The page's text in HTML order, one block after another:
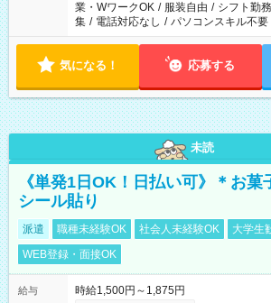
業・WワークOK / 服装自由 / シフト勤務
集 / 電話対応なし / パソコンスキル不要
気になる！ 応募する
未読
《単発1日OK！日払い可》＊お菓
シール貼り
派遣 職種未経験OK 社会人未経験OK 大学生
WEB登録・面接OK
給与
時給1,500円～1,875円